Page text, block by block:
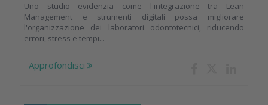
Uno studio evidenzia come l'integrazione tra Lean
Management e strumenti digitali possa migliorare
l'organizzazione dei laboratori odontotecnici, riducendo
errori, stress e tempi...
Approfondisci